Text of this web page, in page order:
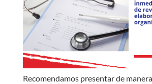
Recomendamos presentar de